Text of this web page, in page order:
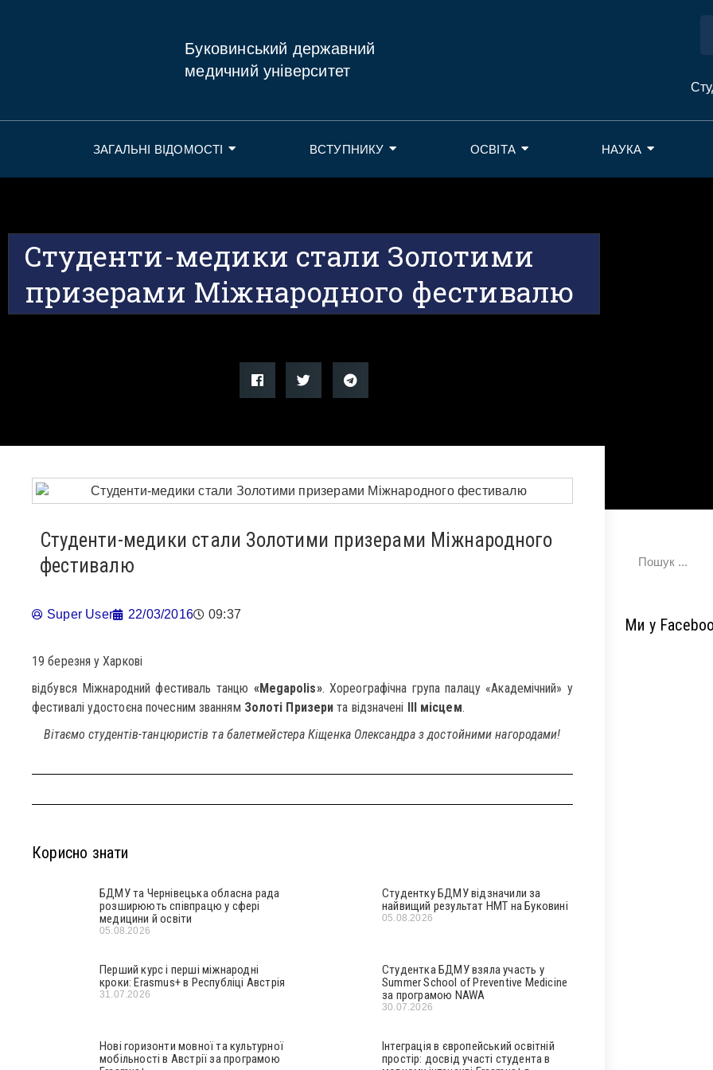
Буковинський державний
медичний університет
ЗАГАЛЬНІ ВІДОМОСТІ ВСТУПНИКУ ОСВІТА НАУКА
Студенти-медики стали Золотими
призерами Міжнародного фестивалю
Студенти-медики стали Золотими призерами Міжнародного
фестивалю
Super User 22/03/2016 09:37
19 березня у Харкові
відбувся Міжнародний фестиваль танцю «Megapolis». Хореографічна група палацу «Академічний» у
фестивалі удостоєна почесним званням Золоті Призери та відзначені III місцем.
Вітаємо студентів-танцюристів та балетмейстера Кіщенка Олександра з достойними нагородами!
Корисно знати
БДМУ та Чернівецька обласна рада
розширюють співпрацю у сфері
медицини й освіти
05.08.2026
Студентку БДМУ відзначили за
найвищий результат НМТ на Буковині
05.08.2026
Перший курс і перші міжнародні
кроки: Erasmus+ в Республіці Австрія
31.07.2026
Студентка БДМУ взяла участь у
Summer School of Preventive Medicine
за програмою NAWA
30.07.2026
Нові горизонти мовної та культурної
мобільності в Австрії за програмою
Інтеграція в європейський освітній
простір: досвід участі студента в
Ми у